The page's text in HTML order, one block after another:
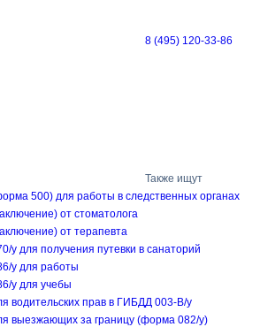
8 (495) 120-33-86
Также ищут
500) для работы в следственных органах
от стоматолога
от терапевта
у для получения путевки в санаторий
у для работы
у для учебы
водительских прав в ГИБДД 003-В/у
выезжающих за границу (форма 082/у)